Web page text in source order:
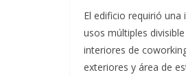
El edificio requirió
usos múltiples
interiores de
exteriores y área de